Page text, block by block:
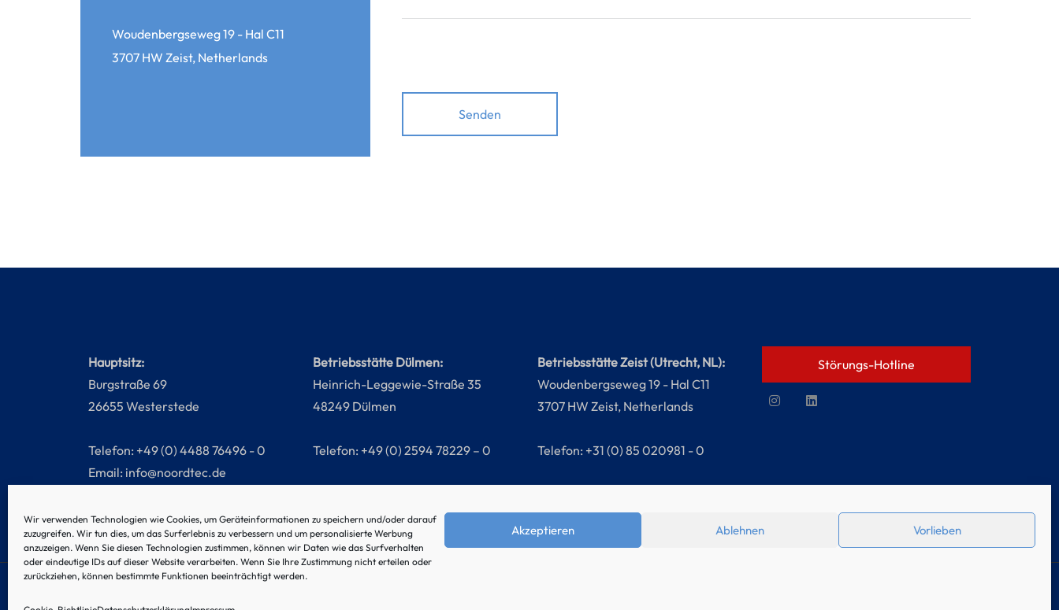
Wir verwenden Technologien wie Cookies, um Geräteinformationen zu speichern und/oder darauf
zuzugreifen. Wir tun dies, um das Surferlebnis zu verbessern und um personalisierte Werbung
anzuzeigen. Wenn Sie diesen Technologien zustimmen, können wir Daten wie das Surfverhalten
oder eindeutige IDs auf dieser Website verarbeiten. Wenn Sie Ihre Zustimmung nicht erteilen oder
zurückziehen, können bestimmte Funktionen beeinträchtigt werden.
Akzeptieren Ablehnen Vorlieben
Woudenbergseweg 19 - Hal C11
3707 HW Zeist, Netherlands
Senden
Hauptsitz:
Burgstraße 69
26655 Westerstede
Telefon: +49 (0) 4488 76496 - 0
Email: info@noordtec.de
Betriebsstätte Dülmen:
Heinrich-Leggewie-Straße 35
48249 Dülmen
Telefon: +49 (0) 2594 78229 – 0
Betriebsstätte Zeist (Utrecht, NL):
Woudenbergseweg 19 - Hal C11
3707 HW Zeist, Netherlands
Telefon: +31 (0) 85 020981 - 0
Störungs-Hotline